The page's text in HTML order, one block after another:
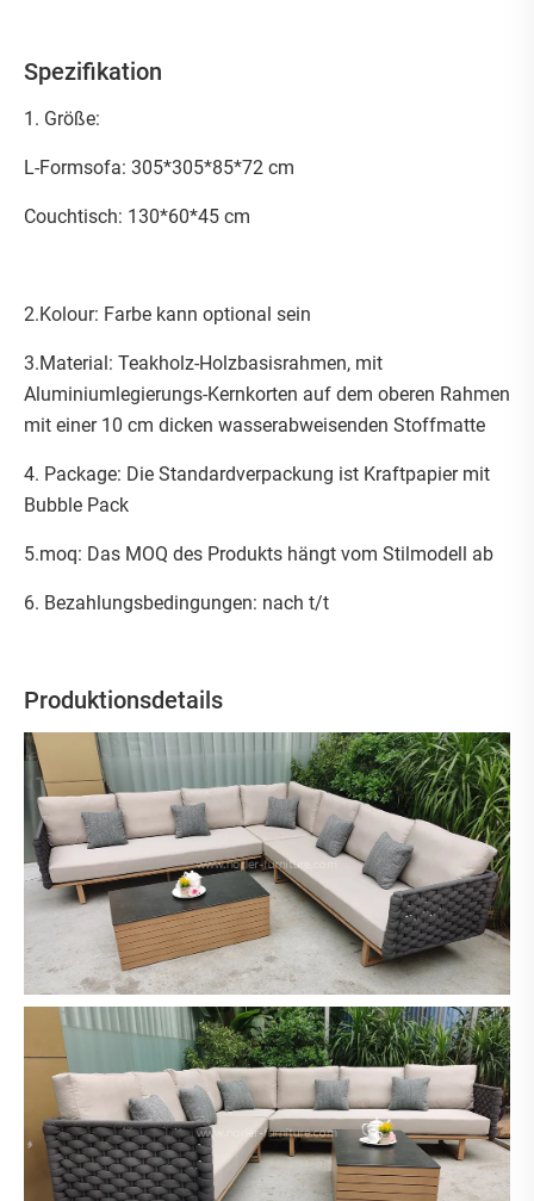
Spezifikation
1. Größe:
L-Formsofa: 305*305*85*72 cm
Couchtisch: 130*60*45 cm
2.Kolour: Farbe kann optional sein
3.Material: Teakholz-Holzbasisrahmen, mit
Aluminiumlegierungs-Kernkorten auf dem oberen Rahmen
mit einer 10 cm dicken wasserabweisenden Stoffmatte
4. Package: Die Standardverpackung ist Kraftpapier mit
Bubble Pack
5.moq: Das MOQ des Produkts hängt vom Stilmodell ab
6. Bezahlungsbedingungen: nach t/t
Produktionsdetails